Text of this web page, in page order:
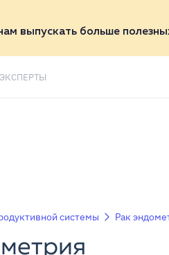
выпускать больше
ЭКСПЕРТЫ
системы Рак